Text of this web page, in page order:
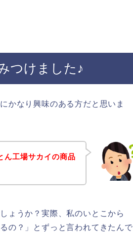
つけました♪
かなり興味のある方だと思いま
ん工場サカイの商品
ょうか？実際、私のいとこから
の？」とずっと言われてきたんで